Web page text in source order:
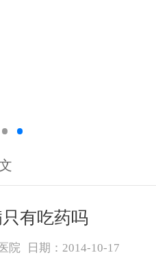
有吃药吗
院 日期：2014-10-17